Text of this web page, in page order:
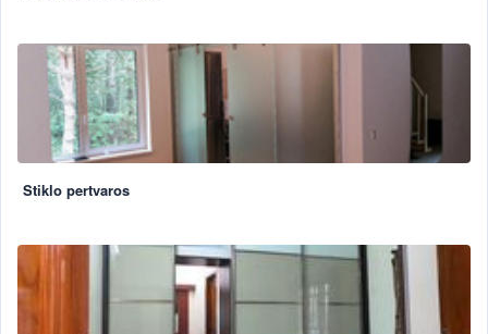
Stiklo pertvaros